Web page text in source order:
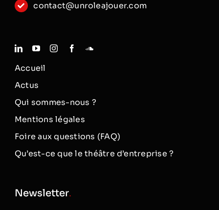
contact@unroleajouer.com
Accueil
Actus
Qui sommes-nous ?
Mentions légales
Foire aux questions (FAQ)
Qu’est-ce que le théâtre d’entreprise ?
Newsletter.